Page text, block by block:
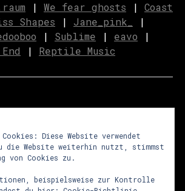
| We fear ghosts | Coast
Shapes | Jane_pink_
|
| Sublime | eavo |
| Reptile Music
|newsletter
|
Diese Website verwendet
die Website weiterhin nutzt, stimmst
von Cookies zu.
beispielsweise zur Kontrolle